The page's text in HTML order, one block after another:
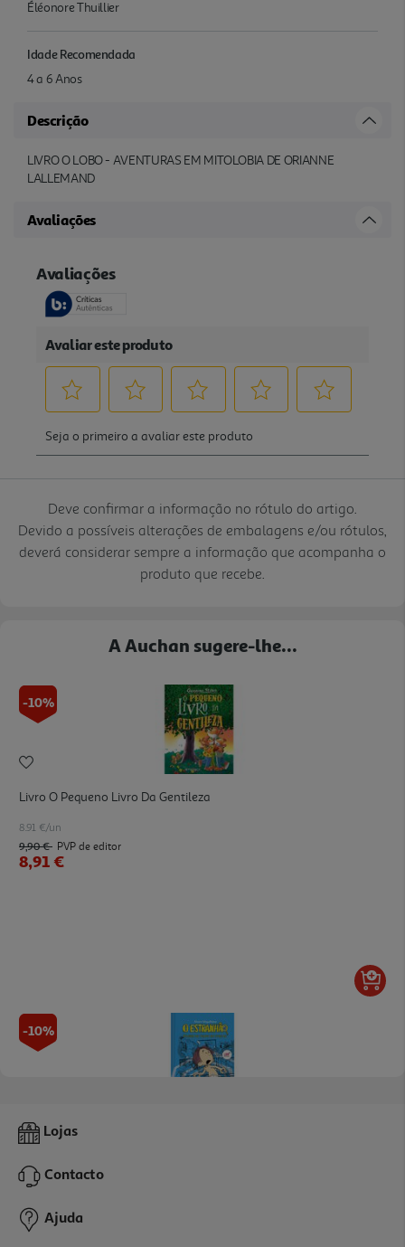
Éléonore Thuillier
Idade Recomendada
4 a 6 Anos
Descrição
LIVRO O LOBO - AVENTURAS EM MITOLOBIA DE ORIANNE
LALLEMAND
Avaliações
Deve confirmar a informação no rótulo do artigo.
Devido a possíveis alterações de embalagens e/ou rótulos,
deverá considerar sempre a informação que acompanha o
produto que recebe.
A Auchan sugere-lhe...
-10%
Livro O Pequeno Livro Da Gentileza
8.91 €/un
9,90 € PVP de editor
8,91 €
-10%
Livro O Estranhão-Viagem No Tempo Em Cuecas/alvaro Magalha
15,50 € PVP de editor
13,95 €
Lojas
Contacto
Ajuda